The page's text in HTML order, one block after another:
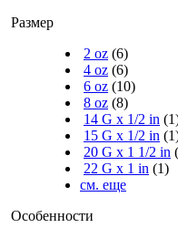
Размер
2 oz (6)
4 oz (6)
6 oz (10)
8 oz (8)
14 G x 1/2 in
15 G x 1/2 in
20 G x 1 1/2 in
22 G x 1 in (1)
см. еще
Особенности